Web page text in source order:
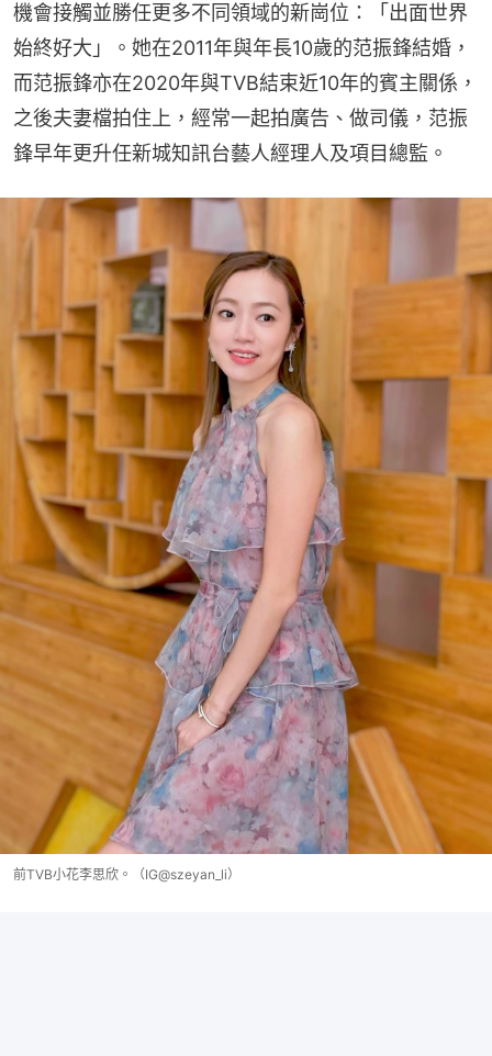
機會接觸並勝任更多不同領域的新崗位：「出面世界
始終好大」。她在2011年與年長10歲的范振鋒結婚，
而范振鋒亦在2020年與TVB結束近10年的賓主關係，
之後夫妻檔拍住上，經常一起拍廣告、做司儀，范振
鋒早年更升任新城知訊台藝人經理人及項目總監。
前TVB小花李思欣。（IG@szeyan_li）